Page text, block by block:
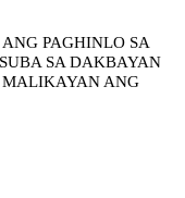
PAGHINLO SA
SA DAKBAYAN
MALIKAYAN ANG